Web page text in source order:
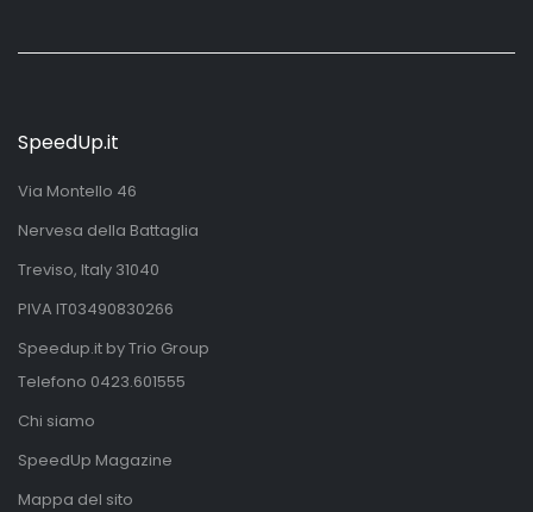
SpeedUp.it
Via Montello 46
Nervesa della Battaglia
Treviso, Italy 31040
PIVA IT03490830266
Speedup.it by Trio Group
Telefono 0423.601555
Chi siamo
SpeedUp Magazine
Mappa del sito